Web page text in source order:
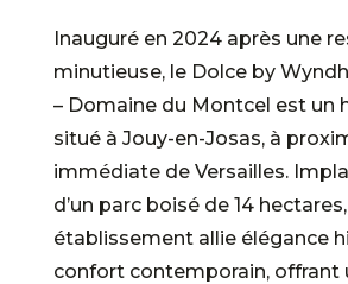
Inauguré en 2024 après une
minutieuse, le Dolce by
– Domaine du Montcel est un
situé à Jouy-en-Josas, à
immédiate de Versailles.
d’un parc boisé de 14
établissement allie élégance
confort contemporain, offrant